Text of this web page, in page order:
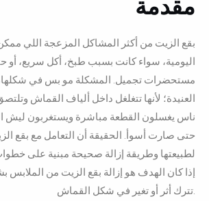
مقدمة
بقع الزيت من أكثر المشاكل المزعجة اللي
اليومية، سواء كانت بسبب طبخ، أكل سريع، أو
مستحضرات تجميل. المشكلة مو بس في
العنيدة؛ لأنها تتغلغل داخل ألياف القماش
ناس يغسلون القطعة مباشرة ويستغربون ليش
حتى صارت أسوأ. الحقيقة أن التعامل مع بقع
لطبيعتها وطريقة إزالة صحيحة مبنية على
إذا كان الهدف هو إزالة بقع الزيت من الملابس